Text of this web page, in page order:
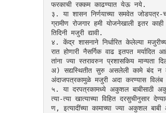
फरकाची रक्कम काढण्यात येऊ नये.
३. या शासन निर्णयाच्या समवेत जोडपत्र-
ग्रामीण रोजगार हमी योजनेखाली इतर
तिदिनी मजुरी द्यावी.
४. केंद्र शासनाने निर्धारित केलेल्या
रात होणारी नैसर्गिक वाढ इतपत
तांना ज्या स्तरावरुन प्रशासकिय मान्यता
अ) सद्यस्थितीत सुरु असलेली कामे बंद न
अंदाजपत्रकामुळे मजुरी अदा करण्यास विलंब
५. या दरपत्रकामध्ये अकुशल बाबीसाठी
त्या-त्या खात्याच्या विहित
ण, इत्यादींच्या कामाच्या ज्या अकुशल